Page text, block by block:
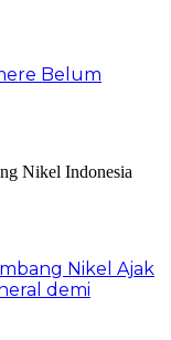
Belum
Nikel Ajak
demi